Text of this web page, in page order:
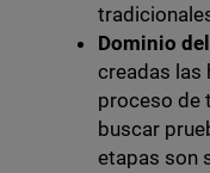
Dominio
creadas las
proceso de
buscar
etapas son